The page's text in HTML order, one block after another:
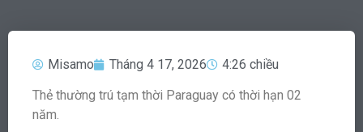
Misamo Tháng 4 17, 2026 4:26 chiều
Thẻ thường trú tạm thời Paraguay có thời hạn 02
năm.